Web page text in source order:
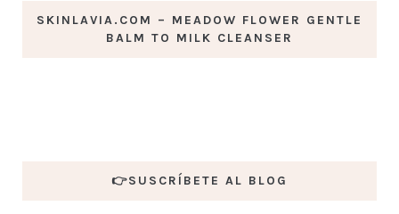
SKINLAVIA.COM – MEADOW FLOWER GENTLE
BALM TO MILK CLEANSER
👉SUSCRÍBETE AL BLOG